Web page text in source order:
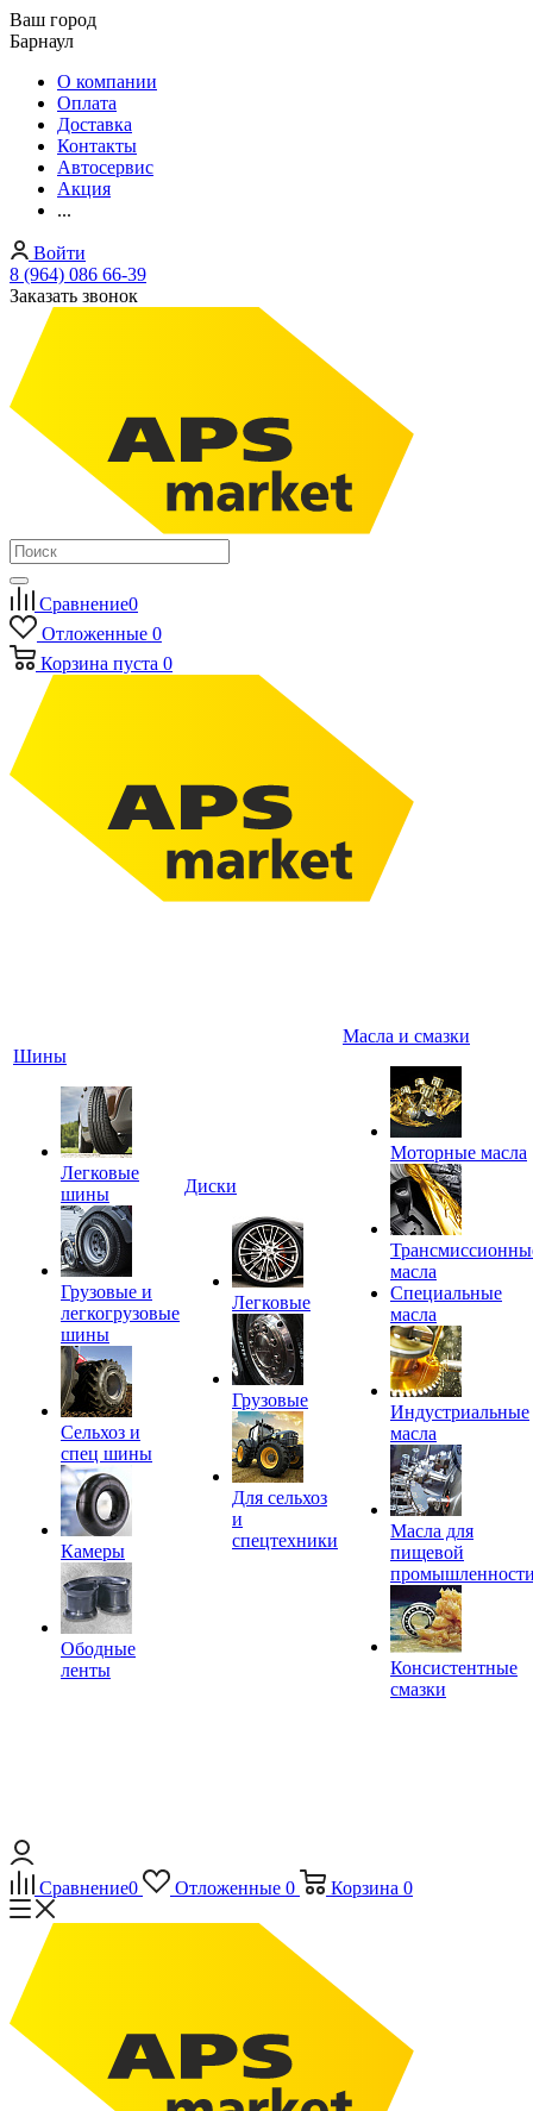
Ваш город
Барнаул
О компании
Оплата
Доставка
Контакты
Автосервис
Акция
...
Войти
8 (964) 086 66-39
Заказать звонок
Сравнение0
Отложенные 0
Корзина пуста 0
Шины
Легковые
шины
Грузовые и
легкогрузовые
шины
Сельхоз и
спец шины
Камеры
Ободные
ленты
Диски
Легковые
Грузовые
Для сельхоз
и
спецтехники
Масла и смазки
Моторные масла
масла
Специальные
масла
Индустриальные
масла
Масла для
пищевой
Консистентные
смазки
Сравнение0 Отложенные 0 Корзина 0